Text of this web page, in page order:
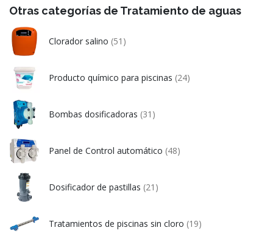
Otras categorías de Tratamiento de aguas
Clorador salino (51)
Producto químico para piscinas (24)
Bombas dosificadoras (31)
Panel de Control automático (48)
Dosificador de pastillas (21)
Tratamientos de piscinas sin cloro (19)